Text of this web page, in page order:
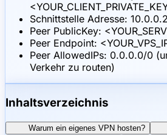
Schnittstelle Adresse:
Peer PublicKey:
Peer Endpoint:
Peer AllowedIPs: 0.0.0.0/0
Verkehr zu routen)
Inhaltsverzeichnis
Warum ein eigenes VPN hosten?